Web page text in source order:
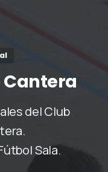
Cantera
del Club
Sala.